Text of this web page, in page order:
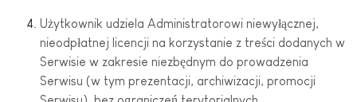
Użytkownik udziela Administratorowi niewyłącznej,
nieodpłatnej licencji na korzystanie z treści dodanych w
Serwisie w zakresie niezbędnym do prowadzenia
Serwisu (w tym prezentacji, archiwizacji, promocji